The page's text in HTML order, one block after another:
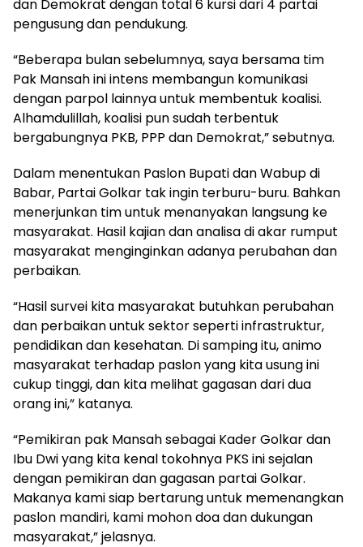
dan Demokrat dengan total 6 kursi dari 4 partai
pengusung dan pendukung.
“Beberapa bulan sebelumnya, saya bersama tim
Pak Mansah ini intens membangun komunikasi
dengan parpol lainnya untuk membentuk koalisi.
Alhamdulillah, koalisi pun sudah terbentuk
bergabungnya PKB, PPP dan Demokrat,” sebutnya.
Dalam menentukan Paslon Bupati dan Wabup di
Babar, Partai Golkar tak ingin terburu-buru. Bahkan
menerjunkan tim untuk menanyakan langsung ke
masyarakat. Hasil kajian dan analisa di akar rumput
masyarakat menginginkan adanya perubahan dan
perbaikan.
“Hasil survei kita masyarakat butuhkan perubahan
dan perbaikan untuk sektor seperti infrastruktur,
pendidikan dan kesehatan. Di samping itu, animo
masyarakat terhadap paslon yang kita usung ini
cukup tinggi, dan kita melihat gagasan dari dua
orang ini,” katanya.
“Pemikiran pak Mansah sebagai Kader Golkar dan
Ibu Dwi yang kita kenal tokohnya PKS ini sejalan
dengan pemikiran dan gagasan partai Golkar.
Makanya kami siap bertarung untuk memenangkan
paslon mandiri, kami mohon doa dan dukungan
masyarakat,” jelasnya.